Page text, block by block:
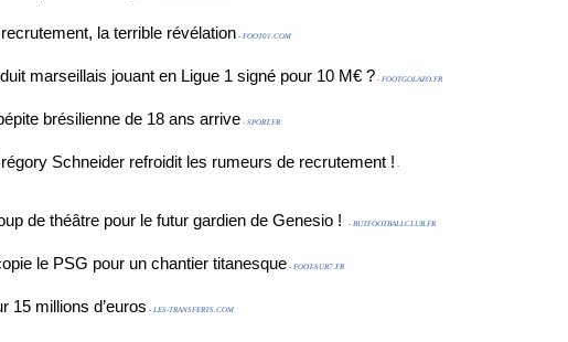
la terrible révélation - FOOT01.COM
marseillais jouant en Ligue 1 signé pour 10 M€ ? - FOOTGOLAZO.FR
brésilienne de 18 ans arrive - SPORT.FR
Schneider refroidit les rumeurs de recrutement ! -
de théâtre pour le futur gardien de Genesio ! - BUTFOOTBALLCLUB.FR
le PSG pour un chantier titanesque - FOOT-SUR7.FR
15 millions d’euros - LES-TRANSFERTS.COM